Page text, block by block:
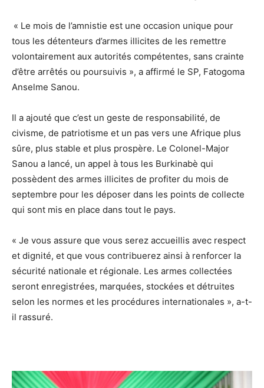
« Le mois de l’amnistie est une occasion unique pour
tous les détenteurs d’armes illicites de les remettre
volontairement aux autorités compétentes, sans crainte
d’être arrêtés ou poursuivis », a affirmé le SP, Fatogoma
Anselme Sanou.
Il a ajouté que c’est un geste de responsabilité, de
civisme, de patriotisme et un pas vers une Afrique plus
sûre, plus stable et plus prospère. Le Colonel-Major
Sanou a lancé, un appel à tous les Burkinabè qui
possèdent des armes illicites de profiter du mois de
septembre pour les déposer dans les points de collecte
qui sont mis en place dans tout le pays.
« Je vous assure que vous serez accueillis avec respect
et dignité, et que vous contribuerez ainsi à renforcer la
sécurité nationale et régionale. Les armes collectées
seront enregistrées, marquées, stockées et détruites
selon les normes et les procédures internationales », a-t-
il rassuré.